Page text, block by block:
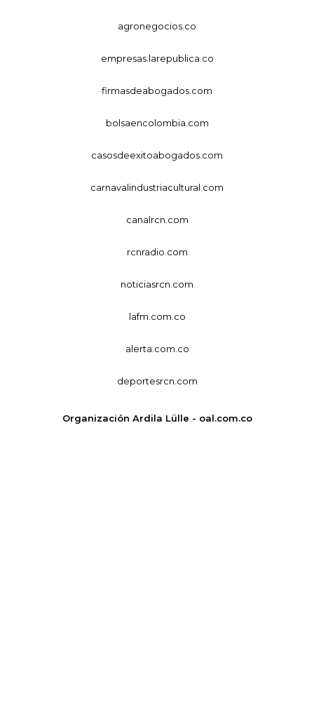
agronegocios.co
empresas.larepublica.co
firmasdeabogados.com
bolsaencolombia.com
casosdeexitoabogados.com
carnavalindustriacultural.com
canalrcn.com
rcnradio.com
noticiasrcn.com
lafm.com.co
alerta.com.co
deportesrcn.com
Organización Ardila Lülle - oal.com.co